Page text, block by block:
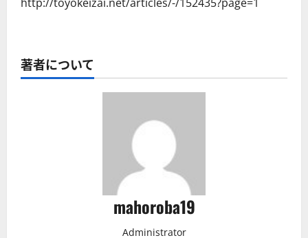
著者について
mahoroba19
Administrator